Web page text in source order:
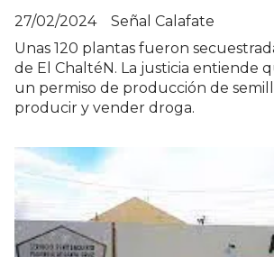
Señal Calafate
27/02/2024
Unas 120 plantas fueron
de El ChaltéN. La justicia entiende
un permiso de producción de
producir y vender droga.